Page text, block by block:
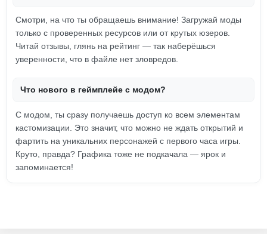
Смотри, на что ты обращаешь внимание! Загружай моды
только с проверенных ресурсов или от крутых юзеров.
Читай отзывы, глянь на рейтинг — так наберёшься
уверенности, что в файле нет зловредов.
Что нового в геймплейе с модом?
С модом, ты сразу получаешь доступ ко всем элементам
кастомизации. Это значит, что можно не ждать открытий и
фартить на уникальних персонажей с первого часа игры.
Круто, правда? Графика тоже не подкачала — ярок и
запоминается!